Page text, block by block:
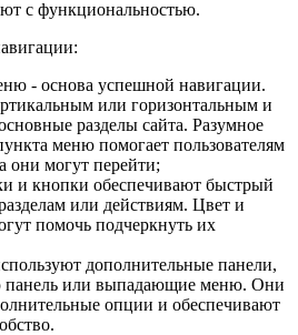
с функциональностью.
- основа успешной навигации.
или горизонтальным и
разделы сайта. Разумное
меню помогает пользователям
они могут перейти;
и кнопки обеспечивают быстрый
или действиям. Цвет и
помочь подчеркнуть их
дополнительные панели,
панель или выпадающие меню. Они
опции и обеспечивают